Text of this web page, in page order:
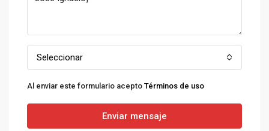
Seleccionar
Al enviar este formulario acepto Términos de uso
Enviar mensaje